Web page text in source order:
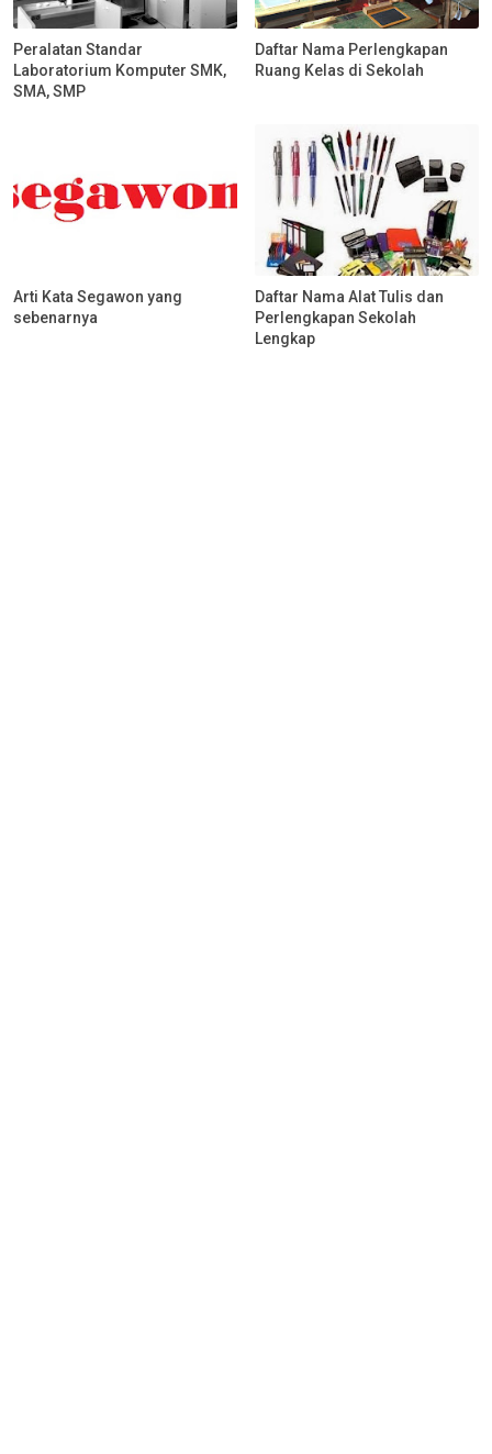
Peralatan Standar
Laboratorium Komputer SMK,
SMA, SMP
Daftar Nama Perlengkapan
Ruang Kelas di Sekolah
Arti Kata Segawon yang
sebenarnya
Daftar Nama Alat Tulis dan
Perlengkapan Sekolah
Lengkap